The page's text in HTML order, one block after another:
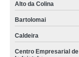
Alto da Colina
Bartolomai
Caldeira
Centro Empresarial de